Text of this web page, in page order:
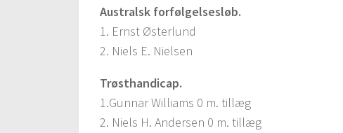
Australsk forfølgelsesløb.
1. Ernst Østerlund
2. Niels E. Nielsen
Trøsthandicap.
1.Gunnar Williams 0 m. tillæg
2. Niels H. Andersen 0 m. tillæg